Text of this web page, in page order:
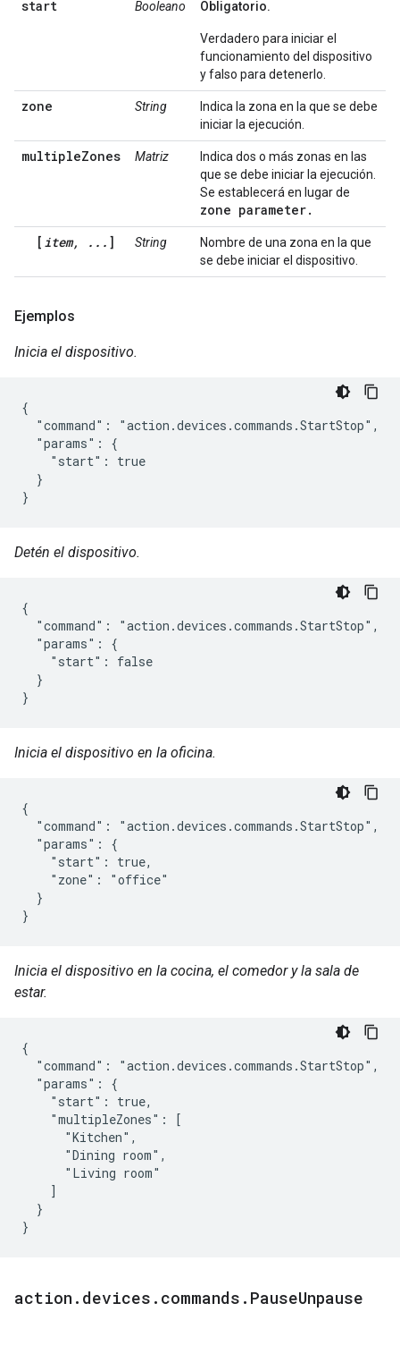
start Booleano Obligatorio.
Verdadero para iniciar el
funcionamiento del dispositivo
y falso para detenerlo.
zone String
Indica la zona en la que se debe
iniciar la ejecución.
multipleZones Matriz
Indica dos o más zonas en las
que se debe iniciar la ejecución.
Se establecerá en lugar de
zone parameter.
[ item, ... ] String
Nombre de una zona en la que
se debe iniciar el dispositivo.
Ejemplos
Inicia el dispositivo.
{
  "command": "action.devices.commands.StartStop",
  "params": {
    "start": true
  }
}
Detén el dispositivo.
{
  "command": "action.devices.commands.StartStop",
  "params": {
    "start": false
  }
}
Inicia el dispositivo en la oficina.
{
  "command": "action.devices.commands.StartStop",
  "params": {
    "start": true,
    "zone": "office"
  }
}
Inicia el dispositivo en la cocina, el comedor y la sala de
estar.
{
  "command": "action.devices.commands.StartStop",
  "params": {
    "start": true,
    "multipleZones": [
      "Kitchen",
      "Dining room",
      "Living room"
    ]
  }
}
action . devices . commands . PauseUnpause